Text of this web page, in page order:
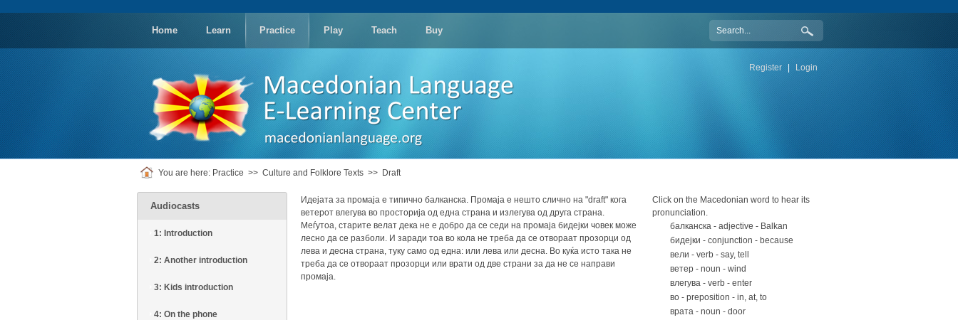
rolex
Home Learn Practice Play Teach Buy
Register | Login
You are here: Practice >> Culture and Folklore Texts >> Draft
Audiocasts
1: Introduction
2: Another introduction
3: Kids introduction
4: On the phone
Идејата за промаја е типично балканска. Промаја е нешто слично на "draft" кога
ветерот влегува во просторија од една страна и излегува од друга страна.
Меѓутоа, старите велат дека не е добро да се седи на промаја бидејки човек може
лесно да се разболи. И заради тоа во кола не треба да се отвораат прозорци од
лева и десна страна, туку само од една: или лева или десна. Во куќа исто така не
треба да се отвораат прозорци или врати од две страни за да не се направи
промаја.
Click on the Macedonian word to hear its
pronunciation.
балканска - adjective - Balkan
бидејки - conjunction - because
вели - verb - say, tell
ветер - noun - wind
влегува - verb - enter
во - preposition - in, at, to
врата - noun - door